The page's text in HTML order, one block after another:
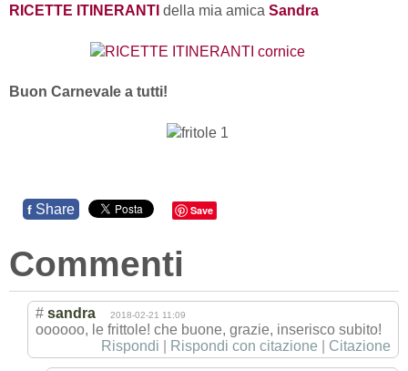
RICETTE ITINERANTI della mia amica Sandra
Buon Carnevale a tutti!
f Share Save
Commenti
# sandra 2018-02-21 11:09
oooooo, le frittole! che buone, grazie, inserisco subito!
Rispondi
Rispondi con citazione Citazione